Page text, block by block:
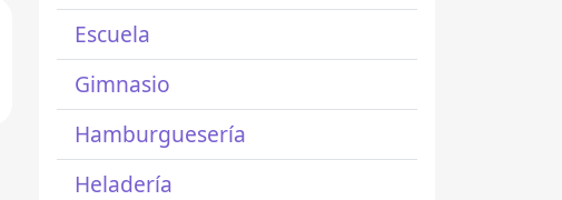
Escuela
Gimnasio
Hamburguesería
Heladería